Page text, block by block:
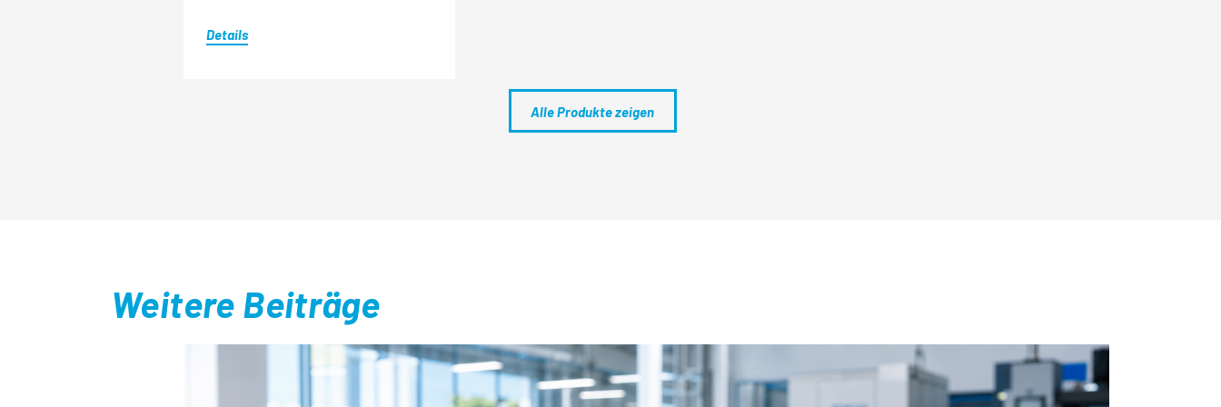
Details
Alle Produkte zeigen
Weitere Beiträge